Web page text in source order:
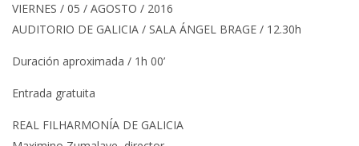
VIERNES / 05 / AGOSTO / 2016
AUDITORIO DE GALICIA / SALA ÁNGEL BRAGE / 12.30h
Duración aproximada / 1h 00’
Entrada gratuita
REAL FILHARMONÍA DE GALICIA